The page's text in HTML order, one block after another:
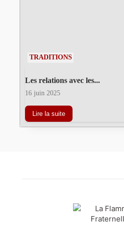
TRADITIONS
Les relations avec les...
16 juin 2025
Lire la suite